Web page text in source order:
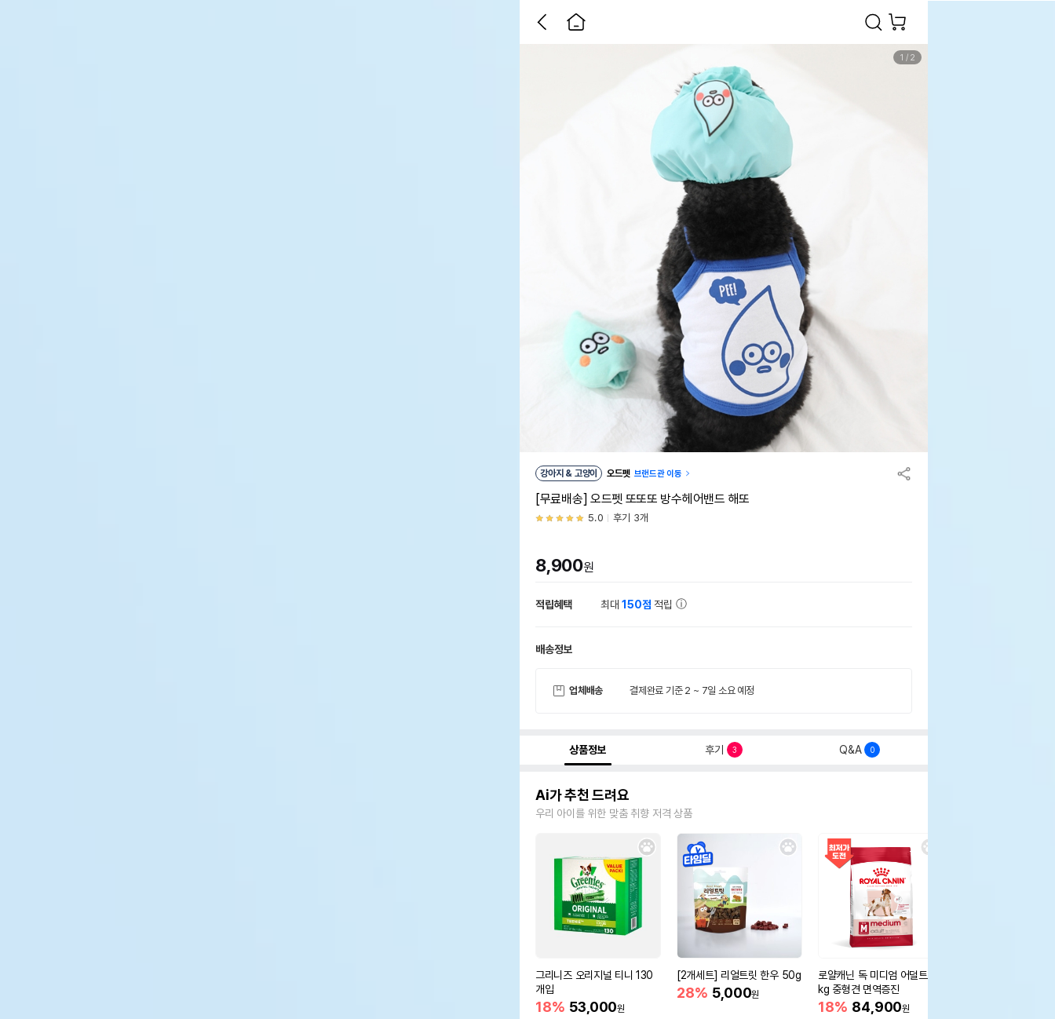
1 / 2
강아지 & 고양이 오드펫 브랜드관 이동
[무료배송] 오드펫 또또또 방수헤어밴드 해또
5.0 후기 3개
8,900원
적립혜택 최대150점 적립
배송정보
업체배송 결제완료 기준 2 ~ 7일 소요 예정
상품정보 후기 3 Q&A 0
Ai가 추천 드려요
우리 아이를 위한 맞춤 취향 저격 상품
그리니즈 오리지널 티니 130
개입
18% 53,000원
[2개세트] 리얼트릿 한우 50g
28% 5,000원
로얄캐닌 독 미디엄 어덜트 10
kg 중형견 면역증진
18% 84,900원